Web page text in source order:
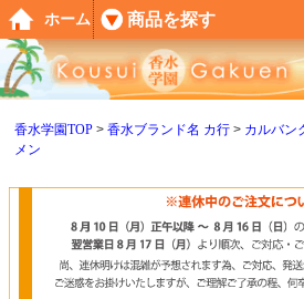
香水学園TOP 香水ブランド名 カ行 カルバン
メン
ホーム 商品を探す